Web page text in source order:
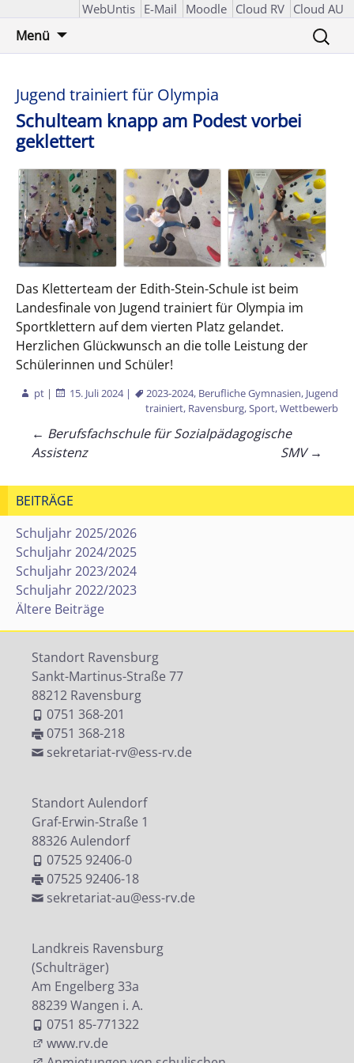
WebUntis E-Mail Moodle Cloud RV Cloud AU
Menü
Suchen
nach:
Jugend trainiert für Olympia
Schulteam knapp am Podest vorbei
geklettert
Das Kletterteam der Edith-Stein-Schule ist beim
Landesfinale von Jugend trainiert für Olympia im
Sportklettern auf dem vierten Platz gelandet.
Herzlichen Glückwunsch an die tolle Leistung der
Schülerinnen und Schüler!
pt | 15. Juli 2024| 2023-2024, Berufliche Gymnasien, Jugend
trainiert, Ravensburg,Sport,Wettbewerb
Beitragsnavigation
← Berufsfachschule für Sozialpädagogische
Assistenz
SMV→
BEITRÄGE
Schuljahr 2025/2026
Schuljahr 2024/2025
Schuljahr 2023/2024
Schuljahr 2022/2023
Ältere Beiträge
Standort Ravensburg
Sankt-Martinus-Straße 77
88212 Ravensburg
0751 368-201
0751 368-218
sekretariat-rv@ess-rv.de
Standort Aulendorf
Graf-Erwin-Straße 1
88326 Aulendorf
07525 92406-0
07525 92406-18
sekretariat-au@ess-rv.de
Landkreis Ravensburg
(Schulträger)
Am Engelberg 33a
88239 Wangen i. A.
0751 85-771322
www.rv.de